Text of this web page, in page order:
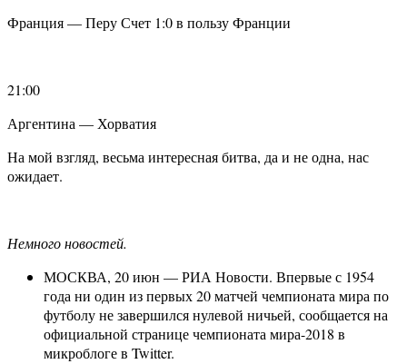
Франция — Перу Счет 1:0 в пользу Франции
21:00
Аргентина — Хорватия
На мой взгляд, весьма интересная битва, да и не одна, нас
ожидает.
Немного новостей.
МОСКВА, 20 июн — РИА Новости. Впервые с 1954
года ни один из первых 20 матчей чемпионата мира по
футболу не завершился нулевой ничьей, сообщается на
официальной странице чемпионата мира-2018 в
микроблоге в Twitter.